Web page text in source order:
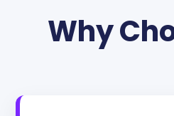
Why